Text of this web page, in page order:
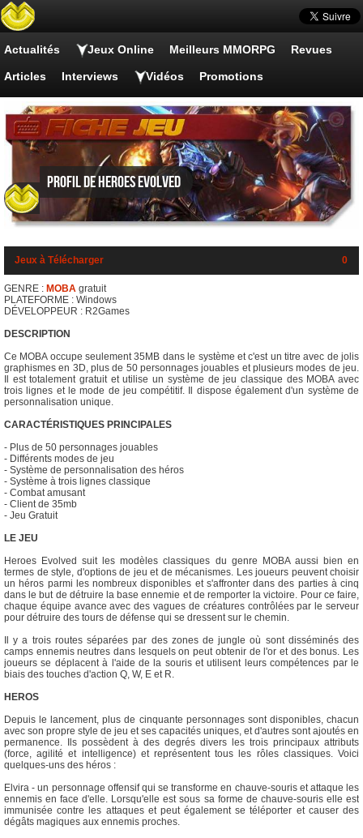
Actualités Jeux Online Meilleurs MMORPG Revues
Articles Interviews Vidéos Promotions
Profil de Heroes Evolved
Jeux à Télécharger 0
GENRE : MOBA gratuit
PLATEFORME : Windows
DÉVELOPPEUR : R2Games
DESCRIPTION
Ce MOBA occupe seulement 35MB dans le système et c'est un titre avec de jolis
graphismes en 3D, plus de 50 personnages jouables et plusieurs modes de jeu.
Il est totalement gratuit et utilise un système de jeu classique des MOBA avec
trois lignes et le mode de jeu compétitif. Il dispose également d'un système de
personnalisation unique.
CARACTÉRISTIQUES PRINCIPALES
- Plus de 50 personnages jouables
- Différents modes de jeu
- Système de personnalisation des héros
- Système à trois lignes classique
- Combat amusant
- Client de 35mb
- Jeu Gratuit
LE JEU
Heroes Evolved suit les modèles classiques du genre MOBA aussi bien en
termes de style, d'options de jeu et de mécanismes. Les joueurs peuvent choisir
un héros parmi les nombreux disponibles et s'affronter dans des parties à cinq
dans le but de détruire la base ennemie et de remporter la victoire. Pour ce faire,
chaque équipe avance avec des vagues de créatures contrôlées par le serveur
pour détruire des tours de défense qui se dressent sur le chemin.
Il y a trois routes séparées par des zones de jungle où sont disséminés des
camps ennemis neutres dans lesquels on peut obtenir de l'or et des bonus. Les
joueurs se déplacent à l'aide de la souris et utilisent leurs compétences par le
biais des touches d'action Q, W, E et R.
HEROS
Depuis le lancement, plus de cinquante personnages sont disponibles, chacun
avec son propre style de jeu et ses capacités uniques, et d'autres sont ajoutés en
permanence. Ils possèdent à des degrés divers les trois principaux attributs
(force, agilité et intelligence) et représentent tous les rôles classiques. Voici
quelques-uns des héros :
Elvira - un personnage offensif qui se transforme en chauve-souris et attaque les
ennemis en face d'elle. Lorsqu'elle est sous sa forme de chauve-souris elle est
immunisée contre les attaques et peut également se téléporter et causer des
dégâts magiques aux ennemis proches.